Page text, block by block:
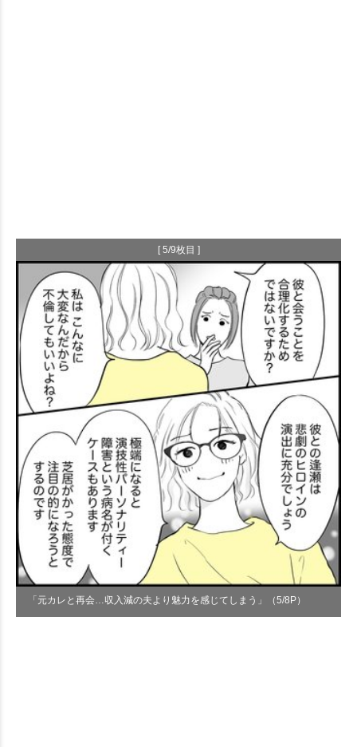
[ 5/9枚目 ]
「元カレと再会…収入減の夫より魅力を感じてしまう」（5/8P）